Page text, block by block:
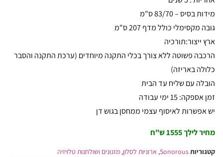
מידות בסיס – 83/70 ס"מ
גובה מקסימלי כולל מדף 207 ס"מ
ארץ ייצור:תורכיה
הרכבה פשוטה ללא צורך בכלי התקנה מיוחדים (ערכת התקנה והסבר
כלולה באריזה)
הובלה עם שליח עד הבית
זמן אספקה: 15 ימי עבודה
יש אפשרות לאיסוף עצמי ממחסן בגוש דן
מחיר לילך 1555 ש"ח
קטגוריותSonorous
, ארוניות לסלון, מזנונים ושולחנות טלויזיה